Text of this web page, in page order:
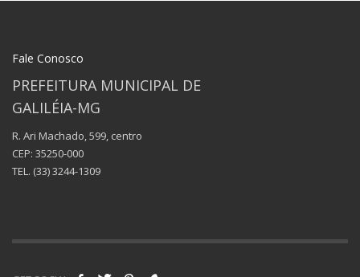
Fale Conosco
PREFEITURA MUNICIPAL DE
GALILÉIA-MG
R. Ari Machado, 599, centro
CEP: 35250-000
TEL. (33) 3244-1309